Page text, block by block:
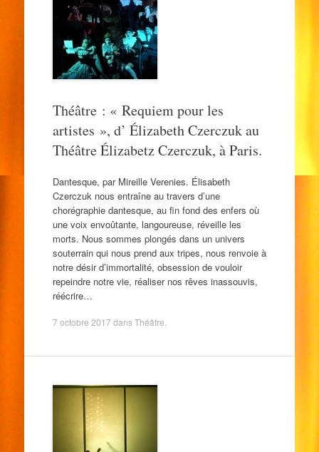
Théâtre : « Requiem pour les
artistes », d’ Élizabeth Czerczuk au
Théâtre Élizabetz Czerczuk, à Paris.
Dantesque, par Mireille Verenies. Élisabeth
Czerczuk nous entraîne au travers d’une
chorégraphie dantesque, au fin fond des enfers où
une voix envoûtante, langoureuse, réveille les
morts. Nous sommes plongés dans un univers
souterrain qui nous prend aux tripes, nous renvoie à
notre désir d’immortalité, obsession de vouloir
repeindre notre vie, réaliser nos rêves inassouvis,
réécrire…
7 octobre 2017 dansThéâtre